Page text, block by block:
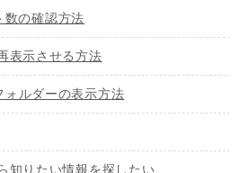
の確認方法
表示させる方法
ォルダーの表示方法
知りたい情報を探したい